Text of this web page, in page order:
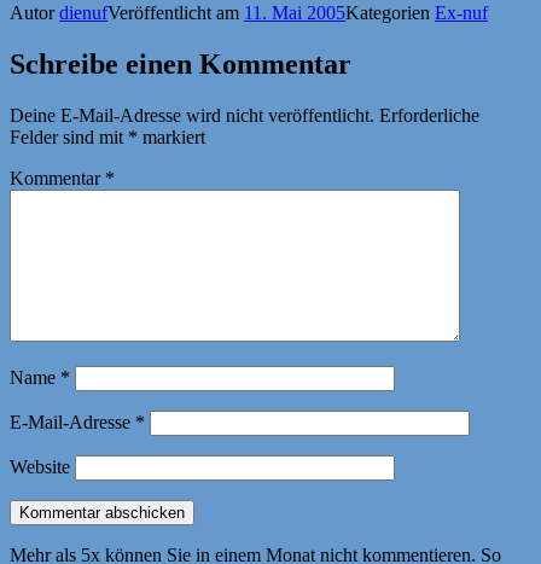
AutordienufVeröffentlicht am 11. Mai 2005Kategorien Ex-nuf
Schreibe einen Kommentar
Deine E-Mail-Adresse wird nicht veröffentlicht. Erforderliche
Felder sind mit * markiert
Kommentar *
Name *
E-Mail-Adresse *
Website
Mehr als 5x können Sie in einem Monat nicht kommentieren. So